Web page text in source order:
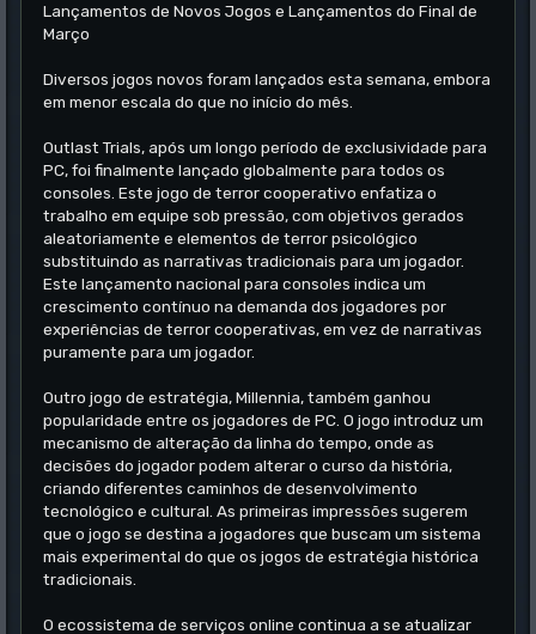
Lançamentos de Novos Jogos e Lançamentos do Final de
Março
Diversos jogos novos foram lançados esta semana, embora
em menor escala do que no início do mês.
Outlast Trials, após um longo período de exclusividade para
PC, foi finalmente lançado globalmente para todos os
consoles. Este jogo de terror cooperativo enfatiza o
trabalho em equipe sob pressão, com objetivos gerados
aleatoriamente e elementos de terror psicológico
substituindo as narrativas tradicionais para um jogador.
Este lançamento nacional para consoles indica um
crescimento contínuo na demanda dos jogadores por
experiências de terror cooperativas, em vez de narrativas
puramente para um jogador.
Outro jogo de estratégia, Millennia, também ganhou
popularidade entre os jogadores de PC. O jogo introduz um
mecanismo de alteração da linha do tempo, onde as
decisões do jogador podem alterar o curso da história,
criando diferentes caminhos de desenvolvimento
tecnológico e cultural. As primeiras impressões sugerem
que o jogo se destina a jogadores que buscam um sistema
mais experimental do que os jogos de estratégia histórica
tradicionais.
O ecossistema de serviços online continua a se atualizar